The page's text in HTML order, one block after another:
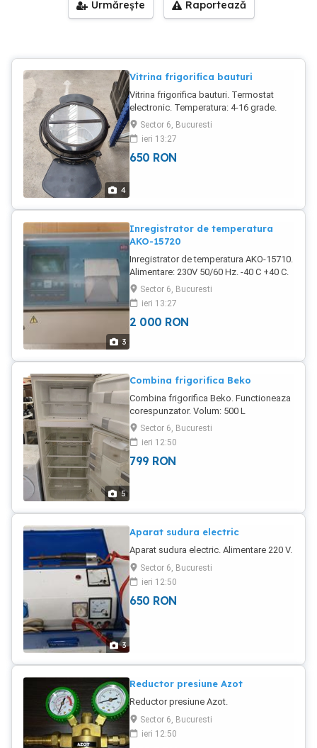
Urmărește Raportează
4
Vitrina frigorifica bauturi
Vitrina frigorifica bauturi. Termostat
electronic. Temperatura: 4-16 grade.
Sector 6, Bucuresti
ieri 13:27
650 RON
3
Inregistrator de temperatura
AKO-15720
Inregistrator de temperatura AKO-15710.
Alimentare: 230V 50/60 Hz. -40 C +40 C.
50 mA.
Sector 6, Bucuresti
ieri 13:27
2 000 RON
5
Combina frigorifica Beko
Combina frigorifica Beko. Functioneaza
corespunzator. Volum: 500 L
Dimensiuni: L - 70 cm. l - 64 cm. h - 190
cm. Alimentare: 230V 50 60 Hz.
Sector 6, Bucuresti
ieri 12:50
799 RON
3
Aparat sudura electric
Aparat sudura electric. Alimentare 220 V.
Sector 6, Bucuresti
ieri 12:50
650 RON
Reductor presiune Azot
Reductor presiune Azot.
Sector 6, Bucuresti
ieri 12:50